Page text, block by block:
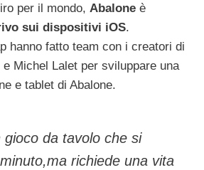
per il mondo, Abalone è
sui dispositivi iOS.
hanno fatto team con i creatori di
Michel Lalet per sviluppare una
e tablet di Abalone.
gioco da tavolo che si
richiede una vita